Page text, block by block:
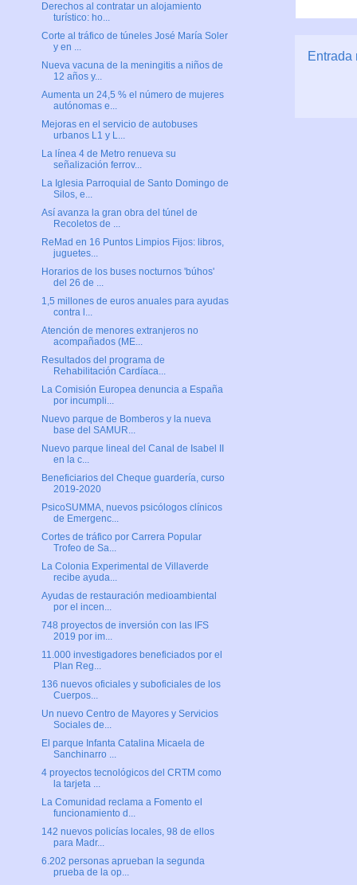
Entrada
Derechos al contratar un alojamiento
turístico: ho...
Corte al tráfico de túneles José María Soler
y en ...
Nueva vacuna de la meningitis a niños de
12 años y...
Aumenta un 24,5 % el número de mujeres
autónomas e...
Mejoras en el servicio de autobuses
urbanos L1 y L...
La línea 4 de Metro renueva su
señalización ferrov...
La Iglesia Parroquial de Santo Domingo de
Silos, e...
Así avanza la gran obra del túnel de
Recoletos de ...
ReMad en 16 Puntos Limpios Fijos: libros,
juguetes...
Horarios de los buses nocturnos 'búhos'
del 26 de ...
1,5 millones de euros anuales para ayudas
contra l...
Atención de menores extranjeros no
acompañados (ME...
Resultados del programa de
Rehabilitación Cardíaca...
La Comisión Europea denuncia a España
por incumpli...
Nuevo parque de Bomberos y la nueva
base del SAMUR...
Nuevo parque lineal del Canal de Isabel II
en la c...
Beneficiarios del Cheque guardería, curso
2019-2020
PsicoSUMMA, nuevos psicólogos clínicos
de Emergenc...
Cortes de tráfico por Carrera Popular
Trofeo de Sa...
La Colonia Experimental de Villaverde
recibe ayuda...
Ayudas de restauración medioambiental
por el incen...
748 proyectos de inversión con las IFS
2019 por im...
11.000 investigadores beneficiados por el
Plan Reg...
136 nuevos oficiales y suboficiales de los
Cuerpos...
Un nuevo Centro de Mayores y Servicios
Sociales de...
El parque Infanta Catalina Micaela de
Sanchinarro ...
4 proyectos tecnológicos del CRTM como
la tarjeta ...
La Comunidad reclama a Fomento el
funcionamiento d...
142 nuevos policías locales, 98 de ellos
para Madr...
6.202 personas aprueban la segunda
prueba de la op...